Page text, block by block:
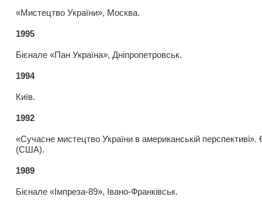
«Мистецтво України», Москва.
1995
Бієнале «Пан Україна», Дніпропетровськ.
1994
Київ.
1992
«Сучасне мистецтво України в американській перспективі».
(США).
1989
Бієнале «Імпреза-89», Івано-Франківськ.